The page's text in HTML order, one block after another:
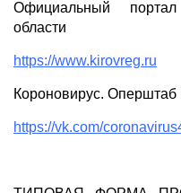
Официальный
области
https://www.kirovreg.ru
Короновирус. Оперштаб
https://vk.com/